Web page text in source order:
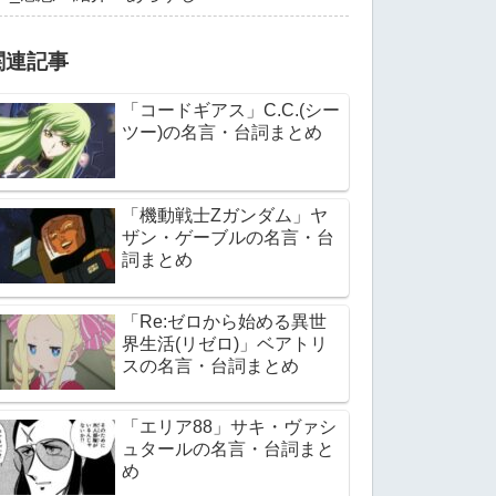
連記事
「コードギアス」C.C.(シー
ツー)の名言・台詞まとめ
「機動戦士Zガンダム」ヤ
ザン・ゲーブルの名言・台
詞まとめ
「Re:ゼロから始める異世
界生活(リゼロ)」ベアトリ
スの名言・台詞まとめ
「エリア88」サキ・ヴァシ
ュタールの名言・台詞まと
め